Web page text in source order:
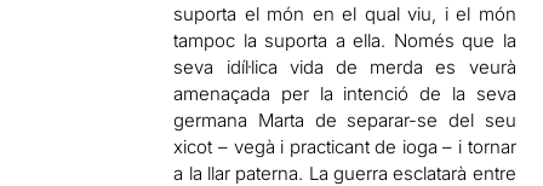
suporta el món en el qual viu, i el món
tampoc la suporta a ella. Només que la
seva idíl·lica vida de merda es veurà
amenaçada per la intenció de la seva
germana Marta de separar-se del seu
xicot – vegà i practicant de ioga – i tornar
a la llar paterna. La guerra esclatarà entre